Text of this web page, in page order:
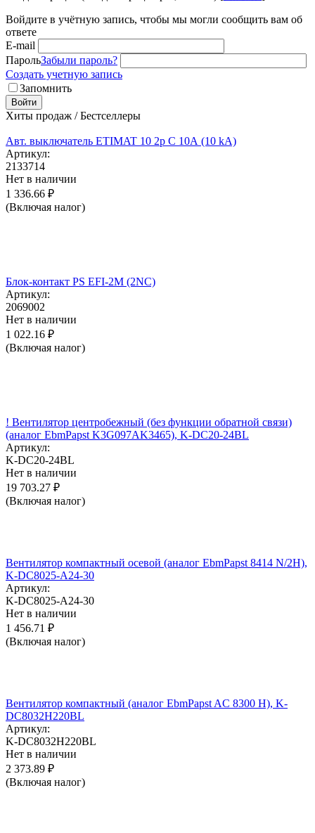
Войдите в учётную запись, чтобы мы могли сообщить вам об
ответе
E-mail
ПарольЗабыли пароль?
Создать учетную запись
Запомнить
Войти
Хиты продаж / Бестселлеры
Авт. выключатель ETIMAT 10 2p C 10А (10 kA)
Артикул:
2133714
Нет в наличии
1 336.66 ₽
(Включая налог)
Блок-контакт PS EFI-2M (2NC)
Артикул:
2069002
Нет в наличии
1 022.16 ₽
(Включая налог)
! Вентилятор центробежный (без функции обратной связи)
(аналог EbmPapst K3G097AK3465), K-DC20-24BL
Артикул:
K-DC20-24BL
Нет в наличии
19 703.27 ₽
(Включая налог)
Вентилятор компактный осевой (аналог EbmPapst 8414 N/2H),
K-DC8025-A24-30
Артикул:
K-DC8025-A24-30
Нет в наличии
1 456.71 ₽
(Включая налог)
Вентилятор компактный (аналог EbmPapst AC 8300 H), K-
DC8032H220BL
Артикул:
K-DC8032H220BL
Нет в наличии
2 373.89 ₽
(Включая налог)